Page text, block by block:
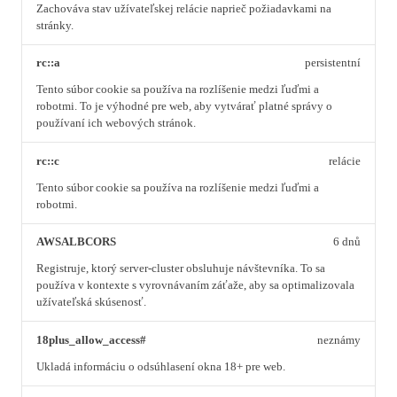
Zachováva stav užívateľskej relácie naprieč požiadavkami na
stránky.
rc::a
Tento súbor cookie sa používa na rozlíšenie medzi ľuďmi a
robotmi. To je výhodné pre web, aby vytvárať platné správy o
používaní ich webových stránok.
persistentní
rc::c
Tento súbor cookie sa používa na rozlíšenie medzi ľuďmi a
robotmi.
relácie
AWSALBCORS
Registruje, ktorý server-cluster obsluhuje návštevníka. To sa
používa v kontexte s vyrovnávaním záťaže, aby sa optimalizovala
užívateľská skúsenosť.
6 dnů
18plus_allow_access#
Ukladá informáciu o odsúhlasení okna 18+ pre web.
neznámy